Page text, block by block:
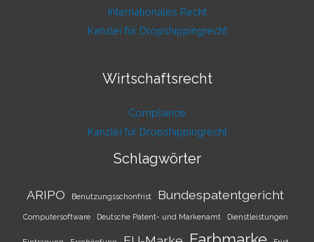
Internationales Recht
Kanzlei für Dropshippingrecht
Wirtschaftsrecht
Compliance
Kanzlei für Dropshippingrecht
Schlagwörter
ARIPO Benutzungsschonfrist Bundespatentgericht
Computersoftware Deutsche Patent- und Markenamt Dienstleistungen